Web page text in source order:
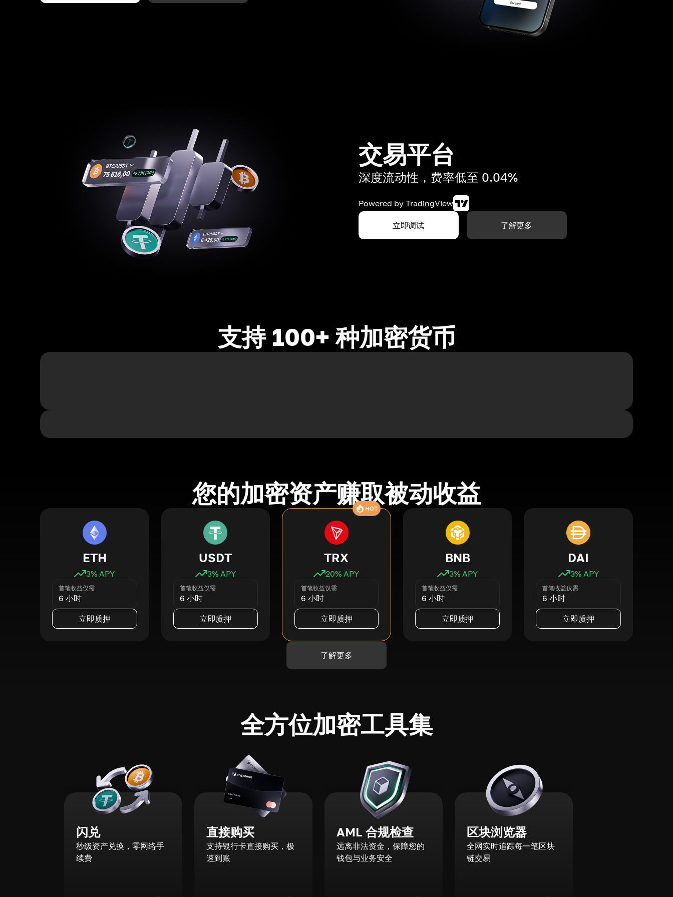
交易平台
深度流动性，费率低至 0.04%
Powered by TradingView
立即调试 了解更多
支持 100+ 种加密货币
您的加密资产赚取被动收益
ETH
3% APY
首笔收益仅需
6 小时
立即质押
USDT
3% APY
首笔收益仅需
6 小时
立即质押
HOT
TRX
20% APY
首笔收益仅需
6 小时
立即质押
BNB
3% APY
首笔收益仅需
6 小时
立即质押
DAI
3% APY
首笔收益仅需
6 小时
立即质押
了解更多
全方位加密工具集
闪兑
秒级资产兑换，零网络手
续费
直接购买
支持银行卡直接购买，极
速到账
AML 合规检查
远离非法资金，保障您的
钱包与业务安全
区块浏览器
全网实时追踪每一笔区块
链交易